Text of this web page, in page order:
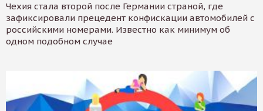
Чехия стала второй после Германии страной, где
зафиксировали прецедент конфискации автомобилей с
российскими номерами. Известно как минимум об
одном подобном случае